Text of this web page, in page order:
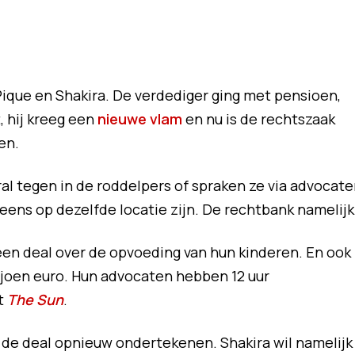
en Shakira. De verdediger ging met pensioen,
hij kreeg een nieuwe vlam en nu is de rechtszaak
tegen in de roddelpers of spraken ze via
op dezelfde locatie zijn. De rechtbank
deal over de opvoeding van hun kinderen. En ook
euro. Hun advocaten hebben 12 uur
The Sun.
deal opnieuw ondertekenen. Shakira wil namelijk